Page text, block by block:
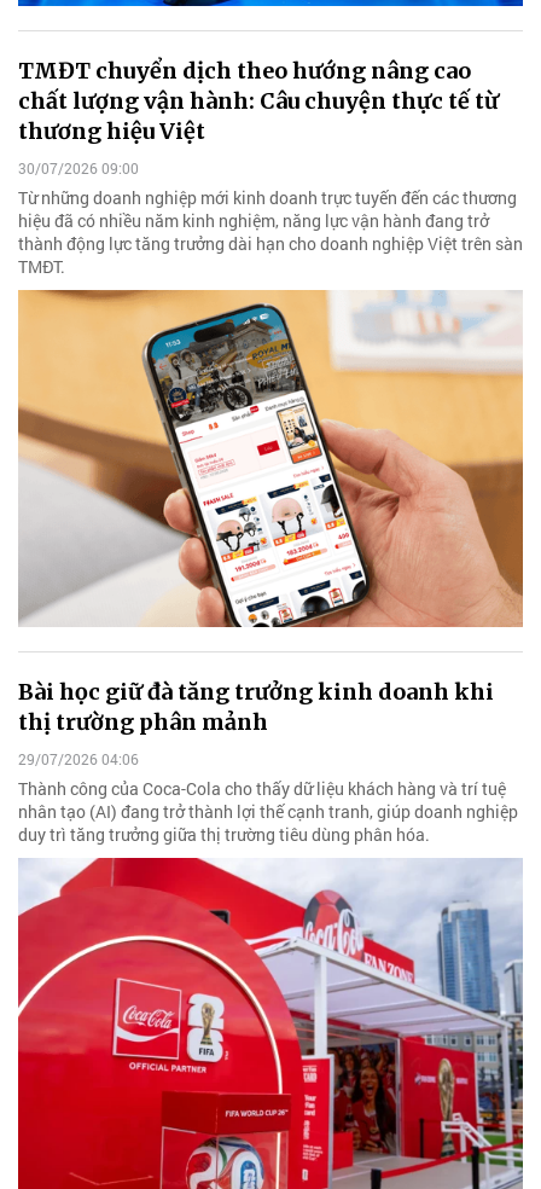
TMĐT chuyển dịch theo hướng nâng cao
chất lượng vận hành: Câu chuyện thực tế từ
thương hiệu Việt
30/07/2026 09:00
Từ những doanh nghiệp mới kinh doanh trực tuyến đến các thương
hiệu đã có nhiều năm kinh nghiệm, năng lực vận hành đang trở
thành động lực tăng trưởng dài hạn cho doanh nghiệp Việt trên sàn
TMĐT.
Bài học giữ đà tăng trưởng kinh doanh khi
thị trường phân mảnh
29/07/2026 04:06
Thành công của Coca-Cola cho thấy dữ liệu khách hàng và trí tuệ
nhân tạo (AI) đang trở thành lợi thế cạnh tranh, giúp doanh nghiệp
duy trì tăng trưởng giữa thị trường tiêu dùng phân hóa.